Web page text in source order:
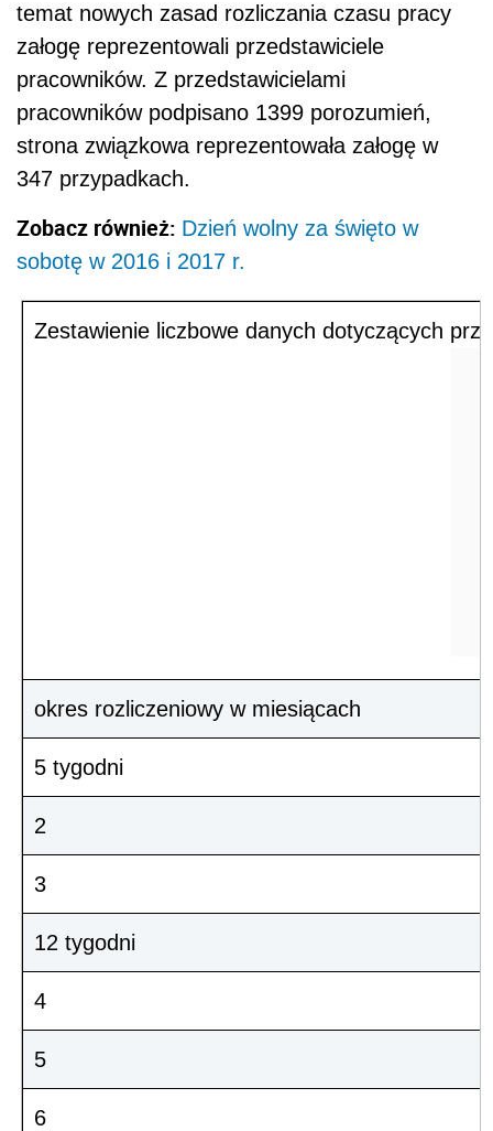
temat nowych zasad rozliczania czasu pracy
załogę reprezentowali przedstawiciele
pracowników. Z przedstawicielami
pracowników podpisano 1399 porozumień,
strona związkowa reprezentowała załogę w
347 przypadkach.
Zobacz również: Dzień wolny za święto w
sobotę w 2016 i 2017 r.
Zestawienie liczbowe danych dotyczących
okres rozliczeniowy w miesiącach
5 tygodni
2
3
12 tygodni
4
5
6